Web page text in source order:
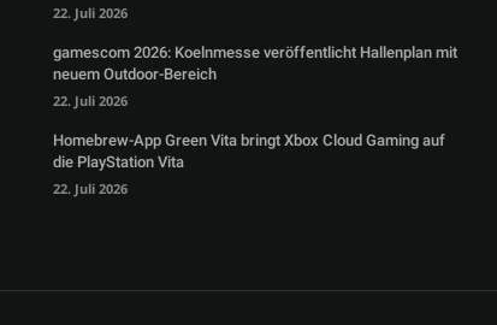
22. Juli 2026
gamescom 2026: Koelnmesse veröffentlicht Hallenplan mit
neuem Outdoor-Bereich
22. Juli 2026
Homebrew-App Green Vita bringt Xbox Cloud Gaming auf
die PlayStation Vita
22. Juli 2026